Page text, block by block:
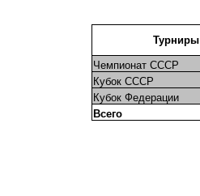
Турниры
Чемпионат СССР
Кубок СССР
Кубок Федерации
Всего